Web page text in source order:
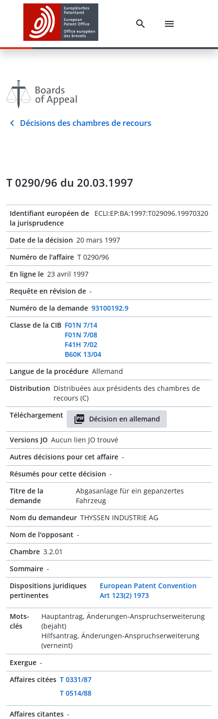
Décisions des chambres de recours
T 0290/96 du 20.03.1997
Identifiant européen de
la jurisprudence
ECLI:EP:BA:1997:T029096.19970320
Date de la décision 20 mars 1997
Numéro de l'affaire T 0290/96
En ligne le 23 avril 1997
Requête en révision de -
Numéro de la demande 93100192.9
Classe de la CIB F01N 7/14
F01N 7/08
F41H 7/02
B60K 13/04
Langue de la procédure Allemand
Distribution Distribuées aux présidents des chambres de
recours (C)
Téléchargement
Décision en allemand
Versions JO Aucun lien JO trouvé
Autres décisions pour cet affaire -
Résumés pour cette décision -
Titre de la
demande
Abgasanlage für ein gepanzertes
Fahrzeug
Nom du demandeur THYSSEN INDUSTRIE AG
Nom de l'opposant -
Chambre 3.2.01
Sommaire -
Dispositions juridiques
pertinentes
European Patent Convention
Art 123(2) 1973
Mots-
clés
Hauptantrag, Änderungen-Anspruchserweiterung
(bejaht)
Hilfsantrag, Änderungen-Anspruchserweiterung
(verneint)
Exergue -
Affaires citées T 0331/87
T 0514/88
Affaires citantes -